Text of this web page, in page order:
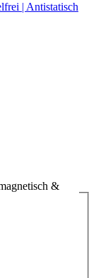
| Antistatisch
&